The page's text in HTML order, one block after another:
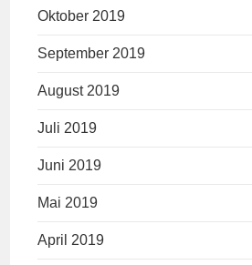
Oktober 2019
September 2019
August 2019
Juli 2019
Juni 2019
Mai 2019
April 2019